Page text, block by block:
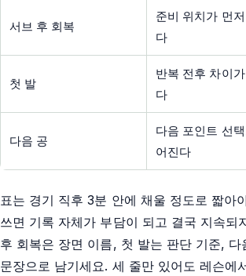
서브 후 회복
준비 위치가 먼
다
첫 발
반복 전후 차이
다
다음 공
다음 포인트 선
어진다
표는 경기 직후 3분 안에 채울 정도로 짧아
쓰면 기록 자체가 부담이 되고 결국 지속되
후 회복은 장면 이름, 첫 발는 판단 기준, 다
문장으로 남기세요. 세 줄만 있어도 레슨에